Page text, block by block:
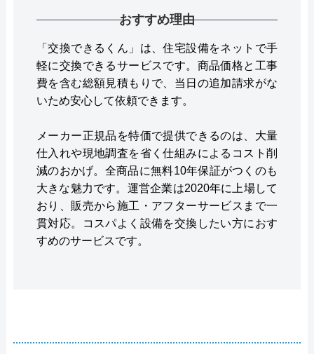
おすすめ理由
「交換できるくん」は、住宅設備をネットで手
軽に交換できるサービスです。商品価格と工事
費を含む総額見積もりで、当日の追加請求がな
いため安心して依頼できます。
メーカー正規品を特価で提供できるのは、大量
仕入れや現地調査を省く仕組みによるコスト削
減のおかげ。全商品に無料10年保証がつくのも
大きな魅力です。運営企業は2020年に上場して
おり、販売から施工・アフターサービスまで一
貫対応。コスパよく設備を交換したい方におす
すめのサービスです。